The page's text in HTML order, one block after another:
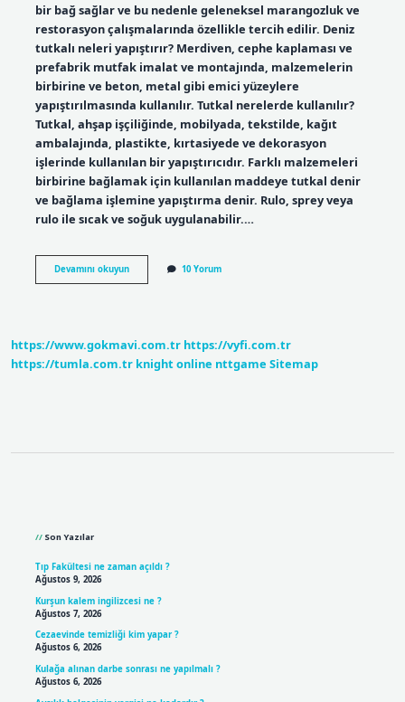
bir bağ sağlar ve bu nedenle geleneksel marangozluk ve
restorasyon çalışmalarında özellikle tercih edilir. Deniz
tutkalı neleri yapıştırır? Merdiven, cephe kaplaması ve
prefabrik mutfak imalat ve montajında, malzemelerin
birbirine ve beton, metal gibi emici yüzeylere
yapıştırılmasında kullanılır. Tutkal nerelerde kullanılır?
Tutkal, ahşap işçiliğinde, mobilyada, tekstilde, kağıt
ambalajında, plastikte, kırtasiyede ve dekorasyon
işlerinde kullanılan bir yapıştırıcıdır. Farklı malzemeleri
birbirine bağlamak için kullanılan maddeye tutkal denir
ve bağlama işlemine yapıştırma denir. Rulo, sprey veya
rulo ile sıcak ve soğuk uygulanabilir.…
Devamını okuyunBalık
Tutkalı
10 Yorum
https://www.gokmavi.com.tr https://vyfi.com.tr
https://tumla.com.tr knight online nttgame Sitemap
Son Yazılar
Tıp Fakültesi ne zaman açıldı ?
Ağustos 9, 2026
Kurşun kalem ingilizcesi ne ?
Ağustos 7, 2026
Cezaevinde temizliği kim yapar ?
Ağustos 6, 2026
Kulağa alınan darbe sonrası ne yapılmalı ?
Ağustos 6, 2026